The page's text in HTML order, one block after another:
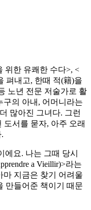
위한 유쾌한 수다>, <
펴내고, 한때 적(籍)을
노년 전문 저술가로 활
구의 아내, 어머니라는
많아진 그녀다. 그런
도서를 묻자, 아주 오래
에요. 나는 그때 당시
a Vieillir)>라는
마 지금은 찾기 어려울
만들어준 책이기 때문